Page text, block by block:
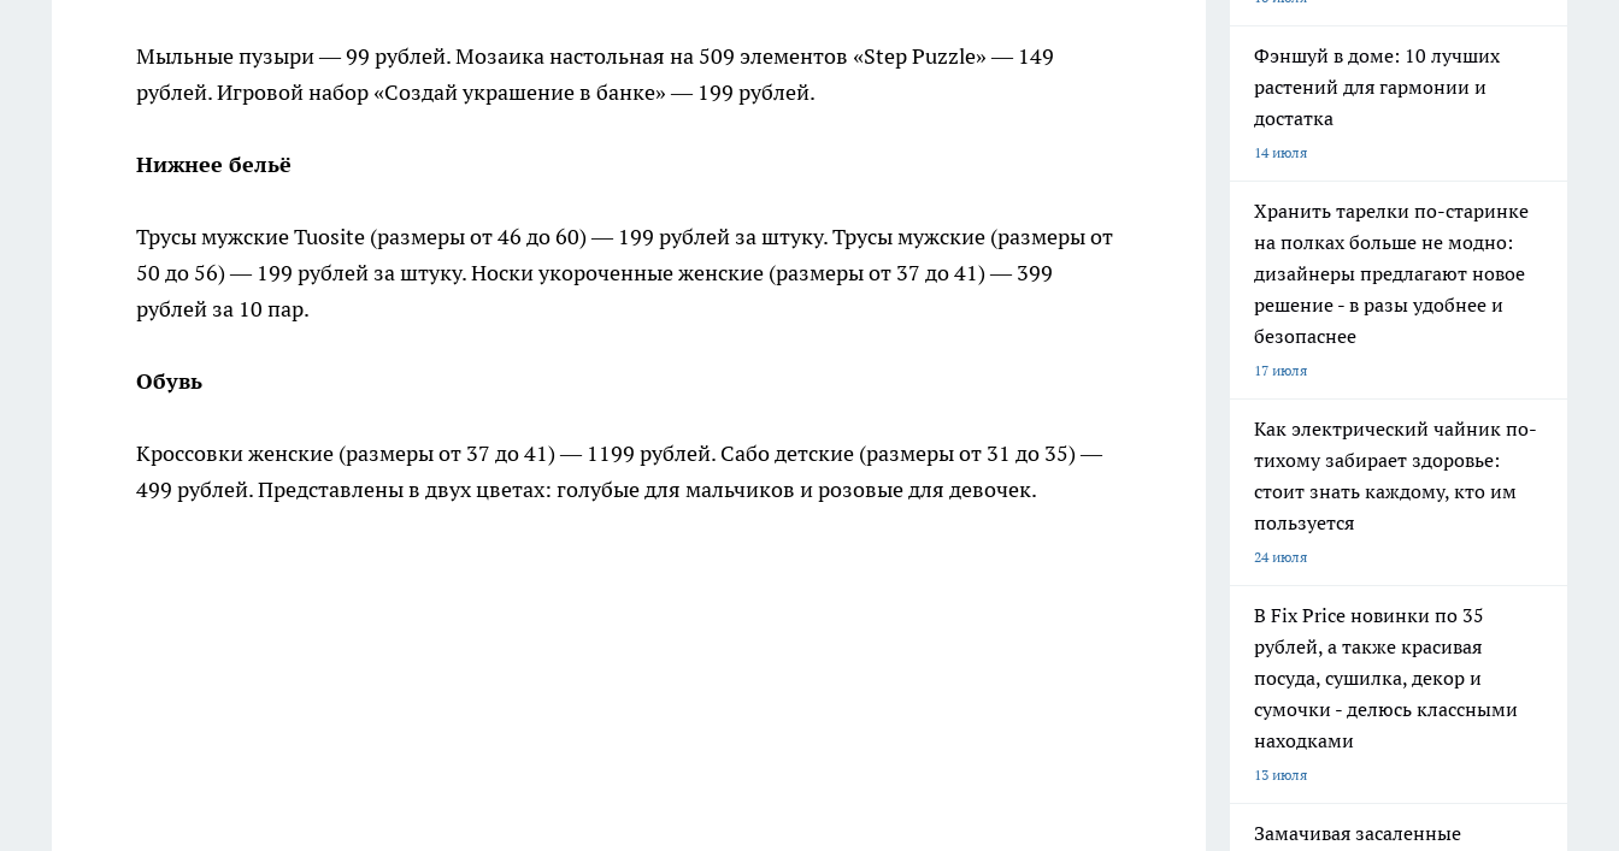
Мыльные пузыри — 99 рублей. Мозаика настольная на 509 элементов «Step Puzzle» — 149
рублей. Игровой набор «Создай украшение в банке» — 199 рублей.
Нижнее бельё
Трусы мужские Tuosite (размеры от 46 до 60) — 199 рублей за штуку. Трусы мужские (размеры от
50 до 56) — 199 рублей за штуку. Носки укороченные женские (размеры от 37 до 41) — 399
рублей за 10 пар.
Обувь
Кроссовки женские (размеры от 37 до 41) — 1199 рублей. Сабо детские (размеры от 31 до 35) —
499 рублей. Представлены в двух цветах: голубые для мальчиков и розовые для девочек.
Фэншуй в доме: 10 лучших
растений для гармонии и
достатка
14 июля
Хранить тарелки по-старинке
на полках больше не модно:
дизайнеры предлагают новое
решение - в разы удобнее и
безопаснее
17 июля
Как электрический чайник по-
тихому забирает здоровье:
стоит знать каждому, кто им
пользуется
24 июля
В Fix Price новинки по 35
рублей, а также красивая
посуда, сушилка, декор и
сумочки - делюсь классными
находками
13 июля
Замачивая засаленные